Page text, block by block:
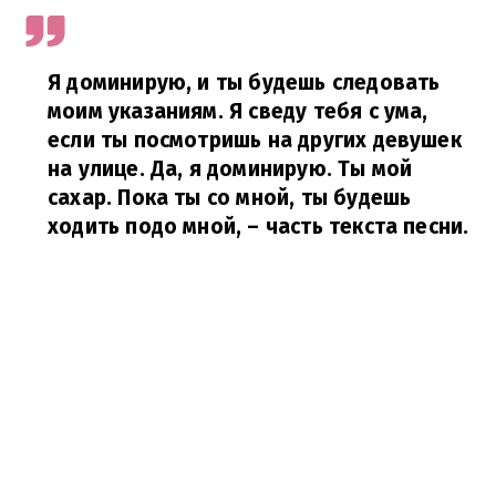
Я доминирую, и ты будешь следовать
моим указаниям. Я сведу тебя с ума,
если ты посмотришь на других девушек
на улице. Да, я доминирую. Ты мой
сахар. Пока ты со мной, ты будешь
ходить подо мной, – часть текста песни.